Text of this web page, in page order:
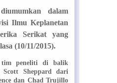
dalam
Ilmu Keplanetan
Serikat yang
(10/11/2015).
tim peneliti di balik
Sheppard dari
dan Chad Trujillo